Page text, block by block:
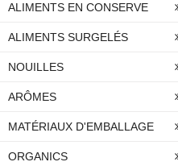
ALIMENTS EN CONSERVE
ALIMENTS SURGELÉS
NOUILLES
ARÔMES
MATÉRIAUX D'EMBALLAGE
ORGANICS